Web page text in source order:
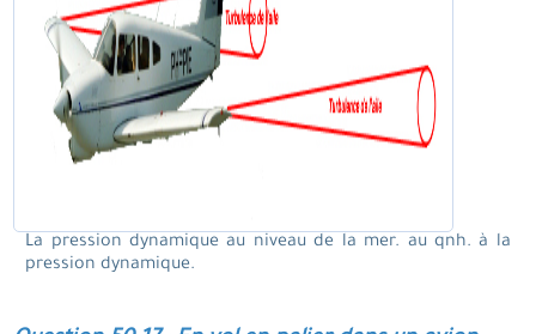
La pression dynamique au niveau de la mer. au qnh. à la
pression dynamique.